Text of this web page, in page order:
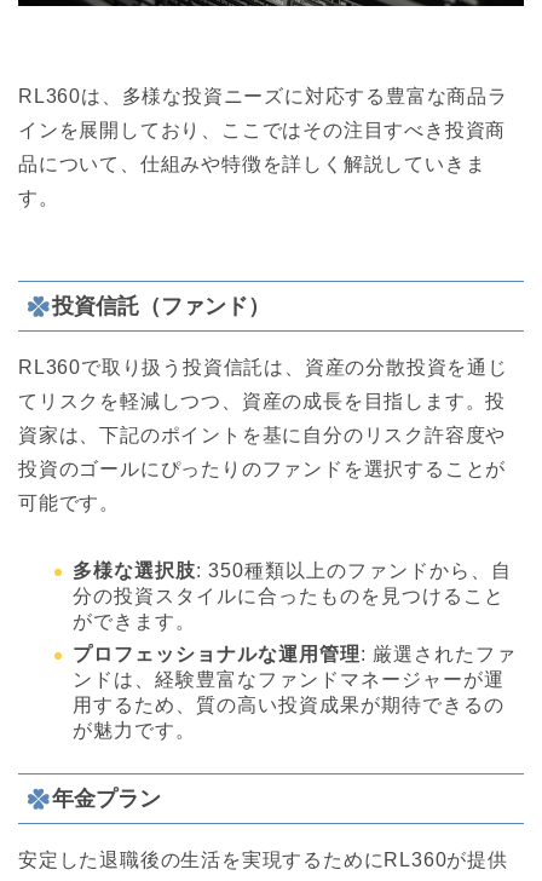
RL360は、多様な投資ニーズに対応する豊富な商品ラ
インを展開しており、ここではその注目すべき投資商
品について、仕組みや特徴を詳しく解説していきま
す。
投資信託（ファンド）
RL360で取り扱う投資信託は、資産の分散投資を通じ
てリスクを軽減しつつ、資産の成長を目指します。投
資家は、下記のポイントを基に自分のリスク許容度や
投資のゴールにぴったりのファンドを選択することが
可能です。
多様な選択肢: 350種類以上のファンドから、自
分の投資スタイルに合ったものを見つけること
ができます。
プロフェッショナルな運用管理: 厳選されたファ
ンドは、経験豊富なファンドマネージャーが運
用するため、質の高い投資成果が期待できるの
が魅力です。
年金プラン
安定した退職後の生活を実現するためにRL360が提供